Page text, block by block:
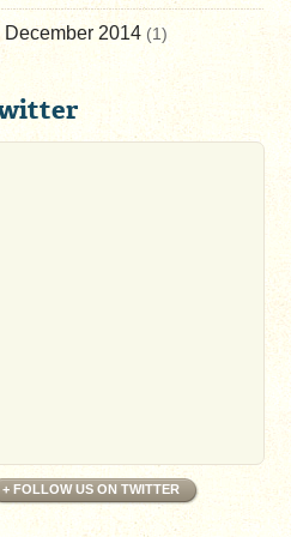
December 2014 (1)
+ FOLLOW US ON TWITTER